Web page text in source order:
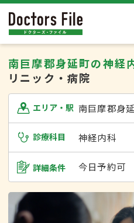
南巨摩郡身延町の神経
リニック・病院
エリア・駅 南巨摩郡身
診療科目 神経内科
詳細条件 今日予約可